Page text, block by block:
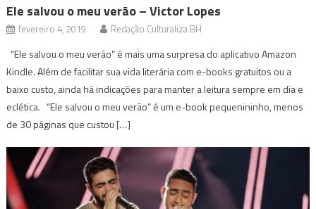
Ele salvou o meu verão – Victor Lopes
fevereiro 4, 2019 Redação Culturaliza BH
“Ele salvou o meu verão” é mais uma surpresa do aplicativo Amazon
Kindle. Além de facilitar sua vida literária com e-books gratuitos ou a
baixo custo, ainda há indicações para manter a leitura sempre em dia e
eclética. “Ele salvou o meu verão” é um e-book pequenininho, menos
de 30 páginas que custou […]